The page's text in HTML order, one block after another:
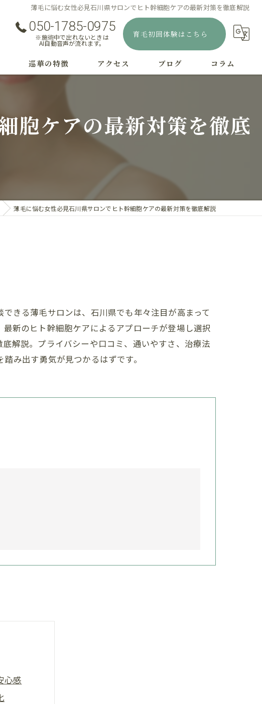
薄毛に悩む女性必見石川県サロンでヒト幹細胞ケアの最新対策を徹底解説
050-1785-0975
※施術中で出れないときは
AI自動音声が流れます。
育毛初回体験はこちら
巡華の特徴
治療
アクセス ブログ コラム
胞ケアの最新対策を徹底
薄毛に悩む女性必見石川県サロンでヒト幹細胞ケアの最新対策を徹底解説
きる薄毛サロンは、石川県でも年々注目が高まって
新のヒト幹細胞ケアによるアプローチが登場し選択
解説。プライバシーや口コミ、通いやすさ、治療法
み出す勇気が見つかるはずです。
心感